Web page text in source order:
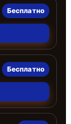
Бесплатно
Бесплатно